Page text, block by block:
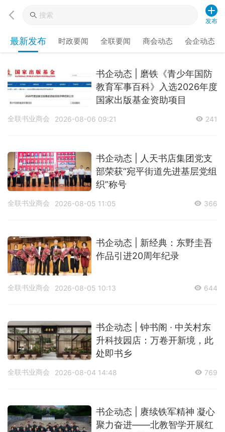
发布
最新发布 时政要闻 全联要闻 商会动态 会企动态
书企动态 | 磨铁《青少年国防
教育军事百科》入选2026年度
国家出版基金资助项目
全联书业商会 2026-08-06 09:21 241
书企动态 | 人天书店集团党支
部荣获“宛平街道先进基层党组
织”称号
全联书业商会 2026-08-05 11:05 366
书企动态 | 新经典：东野圭吾
作品引进20周年纪录
全联书业商会 2026-08-05 10:13 644
书企动态 | 钟书阁 · 中关村东
升科技园店：万卷开新境，此
处即书乡
全联书业商会 2026-08-04 14:48 769
书企动态 | 赓续铁军精神 凝心
聚力奋进——北教智学开展红